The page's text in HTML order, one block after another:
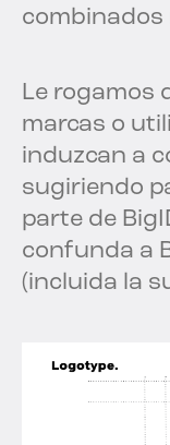
combinados
Le rogamos
marcas o
induzcan a
sugiriendo
parte de
confunda a
(incluida la